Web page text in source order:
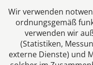
Das europäische
Wir verwenden
ordnungsgemäß
verwenden wir
(Statistiken,
externe Dienste) und